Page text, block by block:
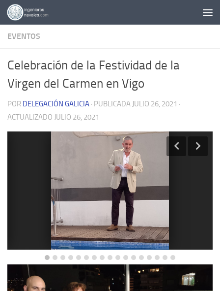
Saltar al contenido
EVENTOS
Celebración de la Festividad de la
Virgen del Carmen en Vigo
POR DELEGACIÓN GALICIA · PUBLICADA JULIO 26, 2021 ·
ACTUALIZADO JULIO 26, 2021